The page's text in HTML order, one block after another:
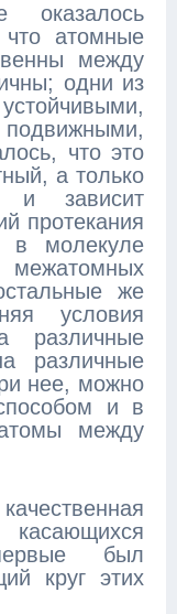
оказалось
атомные
между
одни из
что это
а только
и зависит
протекания
в молекуле
же
условия
различные
различные
нее, можно
и в
между
касающихся
был
круг этих